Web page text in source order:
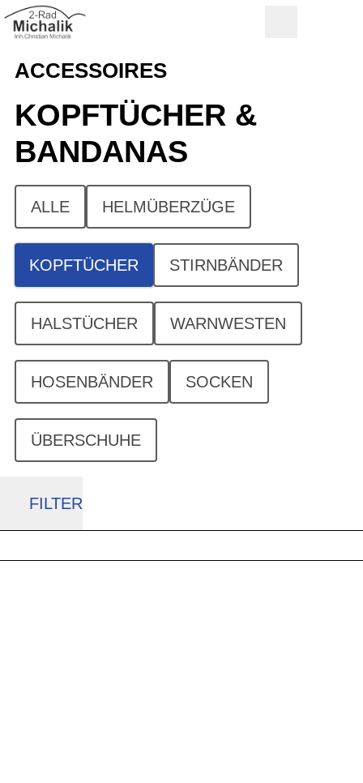
ACCESSOIRES
KOPFTÜCHER &
BANDANAS
ALLE HELMÜBERZÜGE
KOPFTÜCHER STIRNBÄNDER
HALSTÜCHER WARNWESTEN
HOSENBÄNDER SOCKEN
ÜBERSCHUHE
FILTER